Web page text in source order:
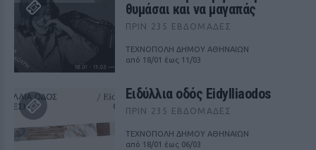
θυμάσαι και να μαγαπάς
ΠΡΙΝ 235 ΕΒΔΟΜΆΔΕΣ
ΤΕΧΝΟΠΟΛΗ ΔΗΜΟΥ ΑΘΗΝΑΙΩΝ
από 18/01 έως 11/03
Ειδύλλια οδός Eidylliaodos
ΠΡΙΝ 235 ΕΒΔΟΜΆΔΕΣ
ΤΕΧΝΟΠΟΛΗ ΔΗΜΟΥ ΑΘΗΝΑΙΩΝ
από 18/01 έως 06/03